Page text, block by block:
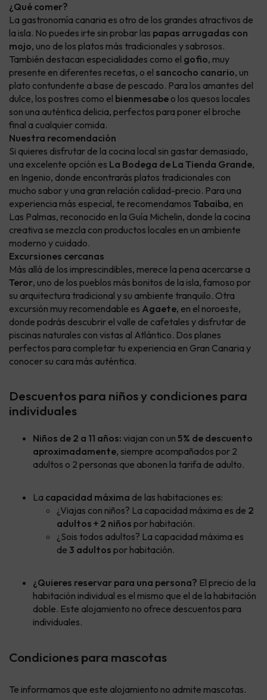
¿Qué comer?
La gastronomía canaria es otro de los grandes atractivos de
la isla. No puedes irte sin probar las papas arrugadas con
mojo, uno de los platos más tradicionales y sabrosos.
También destacan especialidades como el gofio, muy
presente en diferentes recetas, o el sancocho canario, un
plato contundente a base de pescado. Para los amantes del
dulce, los postres como el bienmesabe o los quesos locales
son una auténtica delicia, perfectos para poner el broche
final a cualquier comida.
Nuestra recomendación
Si quieres disfrutar de la cocina local sin gastar demasiado,
una excelente opción es La Bodega de La Tienda Grande,
en Ingenio, donde encontrarás platos tradicionales con
mucho sabor y una gran relación calidad-precio. Para una
experiencia más especial, te recomendamos Tabaiba, en
Las Palmas, reconocido en la Guía Michelin, donde la cocina
creativa se mezcla con productos locales en un ambiente
moderno y cuidado.
Excursiones cercanas
Más allá de los imprescindibles, merece la pena acercarse a
Teror, uno de los pueblos más bonitos de la isla, famoso por
su arquitectura tradicional y su ambiente tranquilo. Otra
excursión muy recomendable es Agaete, en el noroeste,
donde podrás descubrir el valle de cafetales y disfrutar de
piscinas naturales con vistas al Atlántico. Dos planes
perfectos para completar tu experiencia en Gran Canaria y
conocer su cara más auténtica.
Descuentos para niños y condiciones para
individuales
Niños de 2 a 11 años: viajan con un 5% de descuento
aproximadamente, siempre acompañados por 2
adultos o 2 personas que abonen la tarifa de adulto.
La capacidad máxima de las habitaciones es:
¿Viajas con niños? La capacidad máxima es de 2
adultos + 2 niños por habitación.
¿Sois todos adultos? La capacidad máxima es
de 3 adultos por habitación.
¿Quieres reservar para una persona? El precio de la
habitación individual es el mismo que el de la habitación
doble. Este alojamiento no ofrece descuentos para
individuales.
Condiciones para mascotas
Te informamos que este alojamiento no admite mascotas.